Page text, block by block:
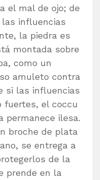
el mal de ojo; de
las influencias
la piedra es
montada sobre
como un
amuleto contra
si las influencias
fuertes, el coccu
permanece ilesa.
broche de plata
se entrega a
de la
prende en la